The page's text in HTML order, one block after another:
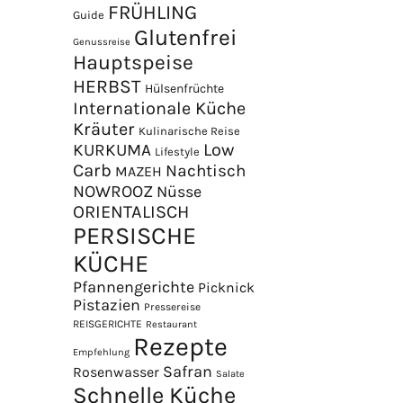
Guide FRÜHLING
Genussreise Glutenfrei
Hauptspeise
HERBST Hülsenfrüchte
Internationale Küche
Kräuter Kulinarische Reise
KURKUMA Lifestyle Low
Carb MAZEH Nachtisch
NOWROOZ Nüsse
ORIENTALISCH
PERSISCHE
KÜCHE
Pfannengerichte Picknick
Pistazien Pressereise
REISGERICHTE Restaurant
Empfehlung Rezepte
Rosenwasser Safran Salate
Schnelle Küche